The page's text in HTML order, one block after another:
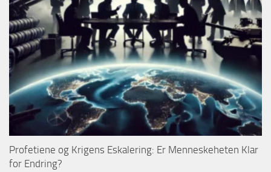
Profetiene og Krigens Eskalering: Er Menneskeheten Klar
for Endring?